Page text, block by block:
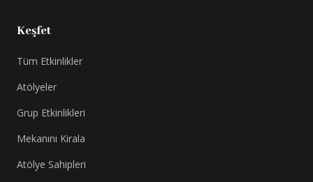
Keşfet
Tüm Etkinlikler
Atölyeler
Grup Etkinlikleri
Mekanını Kirala
Atölye Sahipleri